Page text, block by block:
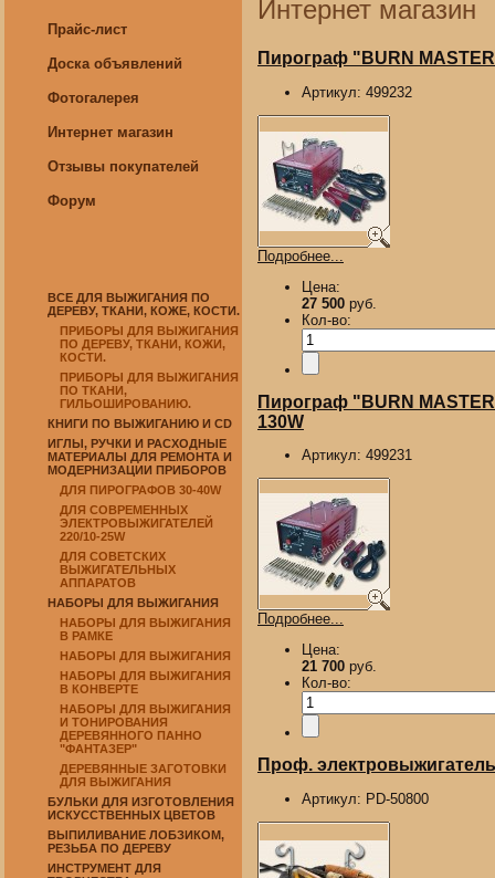
Прайс-лист
Доска объявлений
Фотогалерея
Интернет магазин
Отзывы покупателей
Форум
ВСЕ ДЛЯ ВЫЖИГАНИЯ ПО
ДЕРЕВУ, ТКАНИ, КОЖЕ, КОСТИ.
ПРИБОРЫ ДЛЯ ВЫЖИГАНИЯ
ПО ДЕРЕВУ, ТКАНИ, КОЖИ,
КОСТИ.
ПРИБОРЫ ДЛЯ ВЫЖИГАНИЯ
ПО ТКАНИ,
ГИЛЬОШИРОВАНИЮ.
КНИГИ ПО ВЫЖИГАНИЮ И CD
ИГЛЫ, РУЧКИ И РАСХОДНЫЕ
МАТЕРИАЛЫ ДЛЯ РЕМОНТА И
МОДЕРНИЗАЦИИ ПРИБОРОВ
ДЛЯ ПИРОГРАФОВ 30-40W
ДЛЯ СОВРЕМЕННЫХ
ЭЛЕКТРОВЫЖИГАТЕЛЕЙ
220/10-25W
ДЛЯ СОВЕТСКИХ
ВЫЖИГАТЕЛЬНЫХ
АППАРАТОВ
НАБОРЫ ДЛЯ ВЫЖИГАНИЯ
НАБОРЫ ДЛЯ ВЫЖИГАНИЯ
В РАМКЕ
НАБОРЫ ДЛЯ ВЫЖИГАНИЯ
НАБОРЫ ДЛЯ ВЫЖИГАНИЯ
В КОНВЕРТЕ
НАБОРЫ ДЛЯ ВЫЖИГАНИЯ
И ТОНИРОВАНИЯ
ДЕРЕВЯННОГО ПАННО
"ФАНТАЗЕР"
ДЕРЕВЯННЫЕ ЗАГОТОВКИ
ДЛЯ ВЫЖИГАНИЯ
БУЛЬКИ ДЛЯ ИЗГОТОВЛЕНИЯ
ИСКУССТВЕННЫХ ЦВЕТОВ
ВЫПИЛИВАНИЕ ЛОБЗИКОМ,
РЕЗЬБА ПО ДЕРЕВУ
ИНСТРУМЕНТ ДЛЯ
Интернет магазин
Пирограф "BURN
Артикул: 499232
Подробнее...
Цена:
27 500 руб.
Кол-во:
Пирограф "BURN
130W
Артикул: 499231
Подробнее...
Цена:
21 700 руб.
Кол-во:
Проф.
Артикул: PD-50800